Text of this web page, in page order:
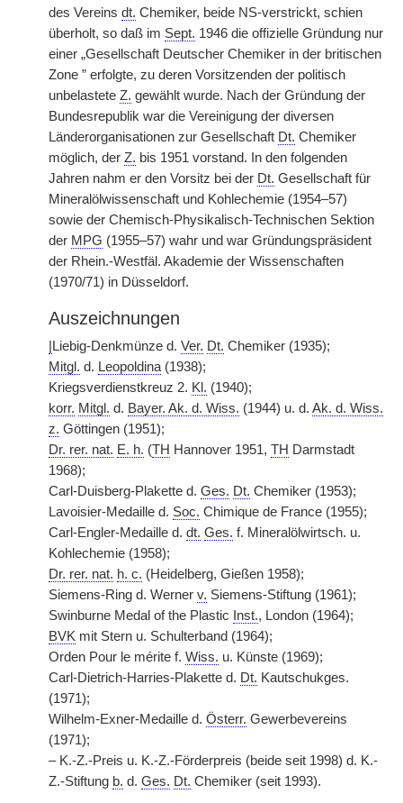
des Vereins dt. Chemiker, beide NS-verstrickt, schien
überholt, so daß im Sept. 1946 die offizielle Gründung nur
einer „Gesellschaft Deutscher Chemiker in der britischen
Zone ” erfolgte, zu deren Vorsitzenden der politisch
unbelastete Z. gewählt wurde. Nach der Gründung der
Bundesrepublik war die Vereinigung der diversen
Länderorganisationen zur Gesellschaft Dt. Chemiker
möglich, der Z. bis 1951 vorstand. In den folgenden
Jahren nahm er den Vorsitz bei der Dt. Gesellschaft für
Mineralölwissenschaft und Kohlechemie (1954–57)
sowie der Chemisch-Physikalisch-Technischen Sektion
der MPG (1955–57) wahr und war Gründungspräsident
der Rhein.-Westfäl. Akademie der Wissenschaften
(1970/71) in Düsseldorf.
Auszeichnungen
Liebig-Denkmünze d. Ver. Dt. Chemiker (1935);
Mitgl. d. Leopoldina (1938);
Kriegsverdienstkreuz 2. Kl. (1940);
korr. Mitgl. d. Bayer. Ak. d. Wiss. (1944) u. d. Ak. d. Wiss.
z. Göttingen (1951);
Dr. rer. nat. E. h. (TH Hannover 1951, TH Darmstadt
1968);
Carl-Duisberg-Plakette d. Ges. Dt. Chemiker (1953);
Lavoisier-Medaille d. Soc. Chimique de France (1955);
Carl-Engler-Medaille d. dt. Ges. f. Mineralölwirtsch. u.
Kohlechemie (1958);
Dr. rer. nat. h. c. (Heidelberg, Gießen 1958);
Siemens-Ring d. Werner v. Siemens-Stiftung (1961);
Swinburne Medal of the Plastic
Inst., London (1964);
BVK mit Stern u. Schulterband (1964);
Orden Pour le mérite f. Wiss. u. Künste (1969);
Carl-Dietrich-Harries-Plakette d. Dt. Kautschukges.
(1971);
Wilhelm-Exner-Medaille d. Österr. Gewerbevereins
(1971);
– K.-Z.-Preis u. K.-Z.-Förderpreis (beide seit 1998) d. K.-
Z.-Stiftung b. d. Ges. Dt. Chemiker (seit 1993).